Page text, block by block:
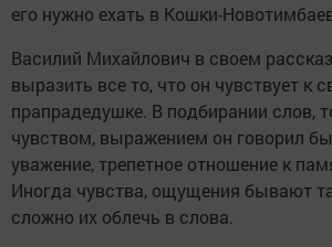
его нужно ехать в Кошки-
Василий Михайлович в своем
выразить все то, что он чувствует к
прапрадедушке. В подбирании слов,
чувством, выражением он говорил
уважение, трепетное отношение к
Иногда чувства, ощущения бывают
сложно их облечь в слова.